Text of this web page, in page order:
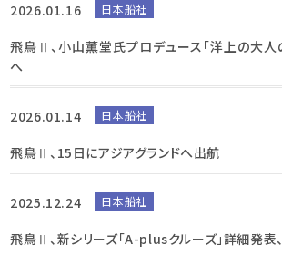
2026.01.16 日本船社
飛鳥Ⅱ、小山薫堂氏プロデュース「洋上の大人
へ
2026.01.14 日本船社
飛鳥Ⅱ、15日にアジアグランドへ出航
2025.12.24 日本船社
飛鳥Ⅱ、新シリーズ「A-plusクルーズ」詳細発表